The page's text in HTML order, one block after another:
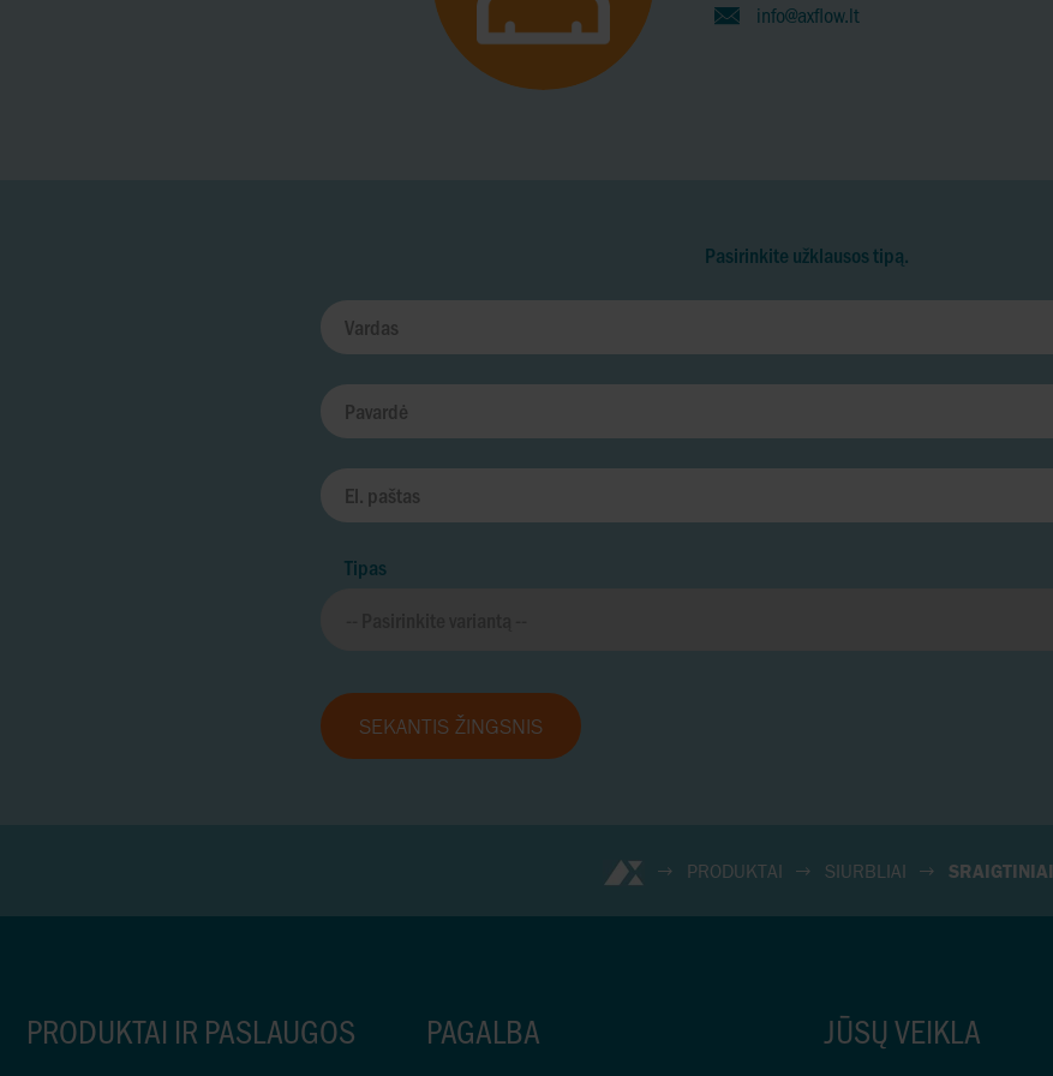
info@axflow.lt
Pasirinkite užklausos tipą.
Tipas
SEKANTIS ŽINGSNIS
PRODUKTAI SIURBLIAI SRAIGTINIAI
PRODUKTAI IR PASLAUGOS PAGALBA JŪSŲ VEIKLA